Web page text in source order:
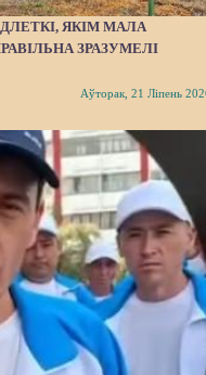
ЯКІМ МАЛА
ЗРАЗУМЕЛІ
Аўторак, 21 Ліпень